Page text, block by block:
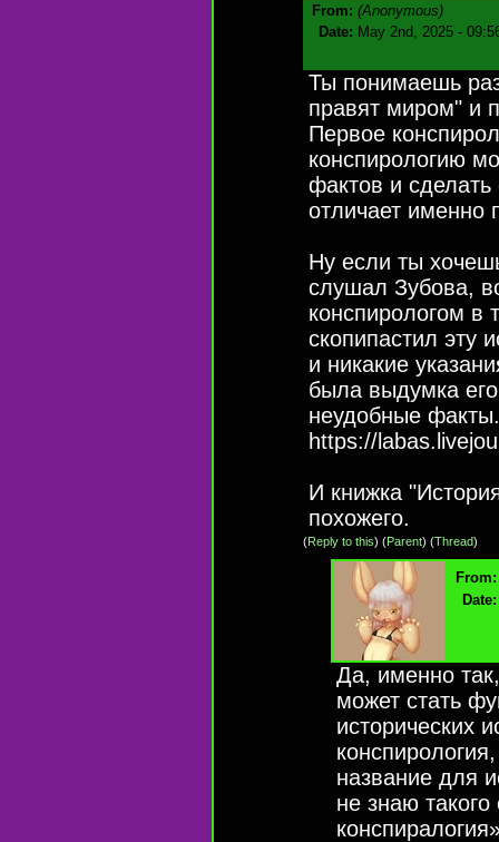
From: (Anonymous)
Date: May 2nd, 2025 -
Ты понимаешь
правят миром" и
Первое
конспирологию
фактов и сделать
отличает именно
Ну если ты
слушал Зубова,
конспирологом в
скопипастил эту
и никакие
была выдумка
неудобные факты.
https://
И книжка
похожего.
(Reply to this) (Parent) (Thread)
From:
Date:
Да, именно
может стать
исторических
название для
не знаю